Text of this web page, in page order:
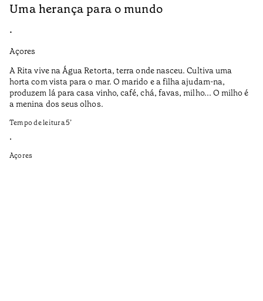
Uma herança para o mundo
•
Açores
A Rita vive na Água Retorta, terra onde nasceu. Cultiva uma
horta com vista para o mar. O marido e a filha ajudam-na,
produzem lá para casa vinho, café, chá, favas, milho... O milho é
a menina dos seus olhos.
Tempo de leitura5’
•
Açores